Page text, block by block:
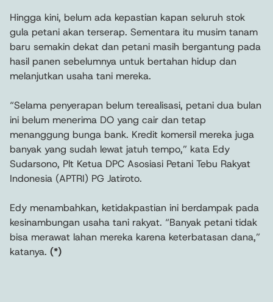
Hingga kini, belum ada kepastian kapan seluruh stok
gula petani akan terserap. Sementara itu musim tanam
baru semakin dekat dan petani masih bergantung pada
hasil panen sebelumnya untuk bertahan hidup dan
melanjutkan usaha tani mereka.
“Selama penyerapan belum terealisasi, petani dua bulan
ini belum menerima DO yang cair dan tetap
menanggung bunga bank. Kredit komersil mereka juga
banyak yang sudah lewat jatuh tempo,” kata Edy
Sudarsono, Plt Ketua DPC Asosiasi Petani Tebu Rakyat
Indonesia (APTRI) PG Jatiroto.
Edy menambahkan, ketidakpastian ini berdampak pada
kesinambungan usaha tani rakyat. “Banyak petani tidak
bisa merawat lahan mereka karena keterbatasan dana,”
katanya. (*)